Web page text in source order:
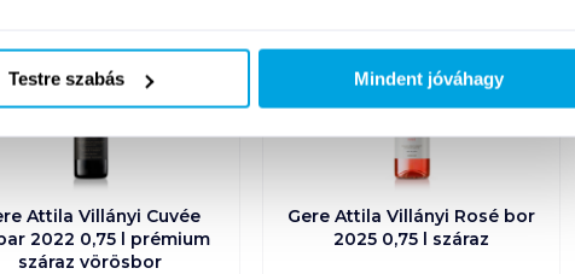
Testre szabás Mindent jóváhagy
Attila Villányi Cuvée
2022 0,75 l prémium
száraz vörösbor
Gere Attila Villányi Rosé bor
2025 0,75 l száraz